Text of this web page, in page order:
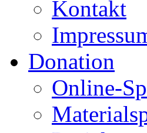
Kontakt
Donation
Online-